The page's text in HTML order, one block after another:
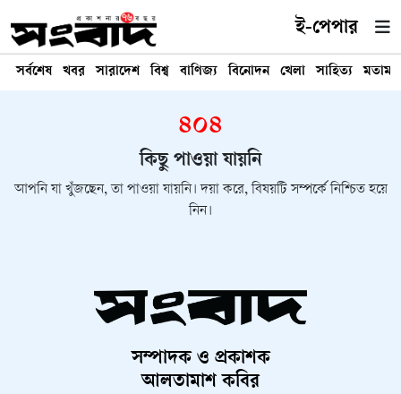
ই-পেপার
সর্বশেষ খবর সারাদেশ বিশ্ব বাণিজ্য বিনোদন খেলা সাহিত্য মতামত
৪০৪
কিছু পাওয়া যায়নি
আপনি যা খুঁজছেন, তা পাওয়া যায়নি। দয়া করে, বিষয়টি সম্পর্কে নিশ্চিত হয়ে
নিন।
সম্পাদক ও প্রকাশক
আলতামাশ কবির